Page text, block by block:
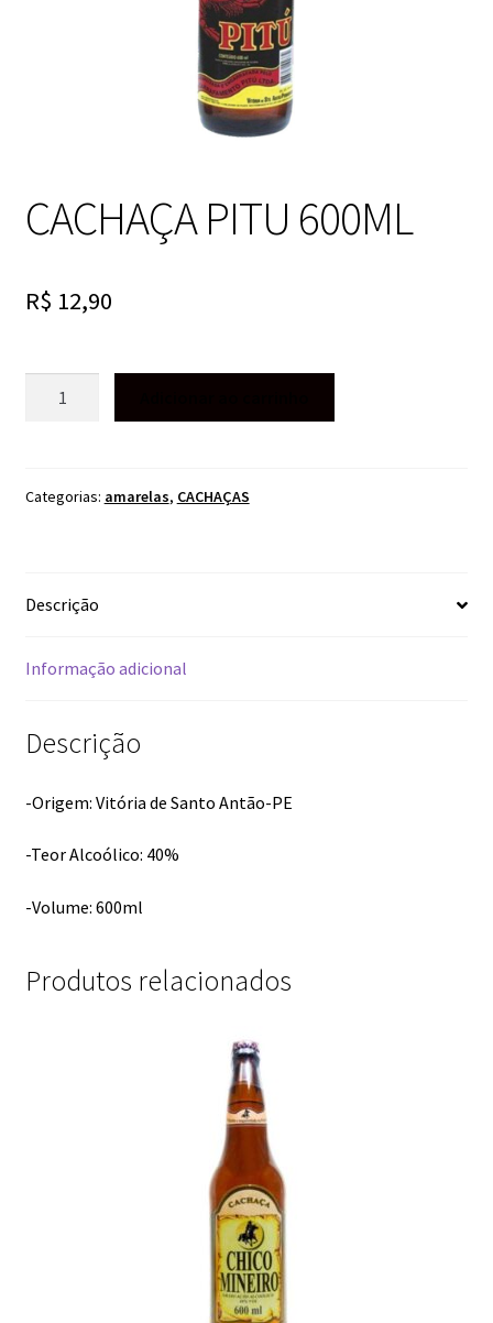
CACHAÇA PITU 600ML
R$ 12,90
Categorias: amarelas, CACHAÇAS
Descrição
Informação adicional
Descrição
-Origem: Vitória de Santo Antão-PE
-Teor Alcoólico: 40%
-Volume: 600ml
Produtos relacionados